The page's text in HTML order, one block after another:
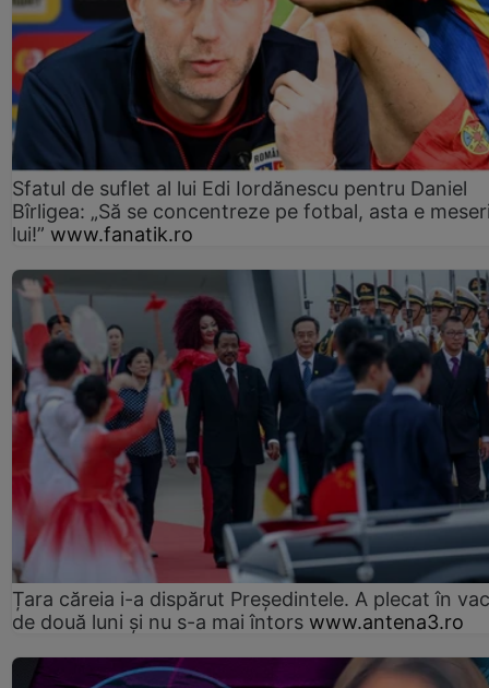
Sfatul de suflet al lui Edi Iordănescu pentru Daniel
Bîrligea: „Să se concentreze pe fotbal, asta e
lui!” www.fanatik.ro
Țara căreia i-a dispărut Președintele. A plecat în
de două luni și nu s-a mai întors www.antena3.ro